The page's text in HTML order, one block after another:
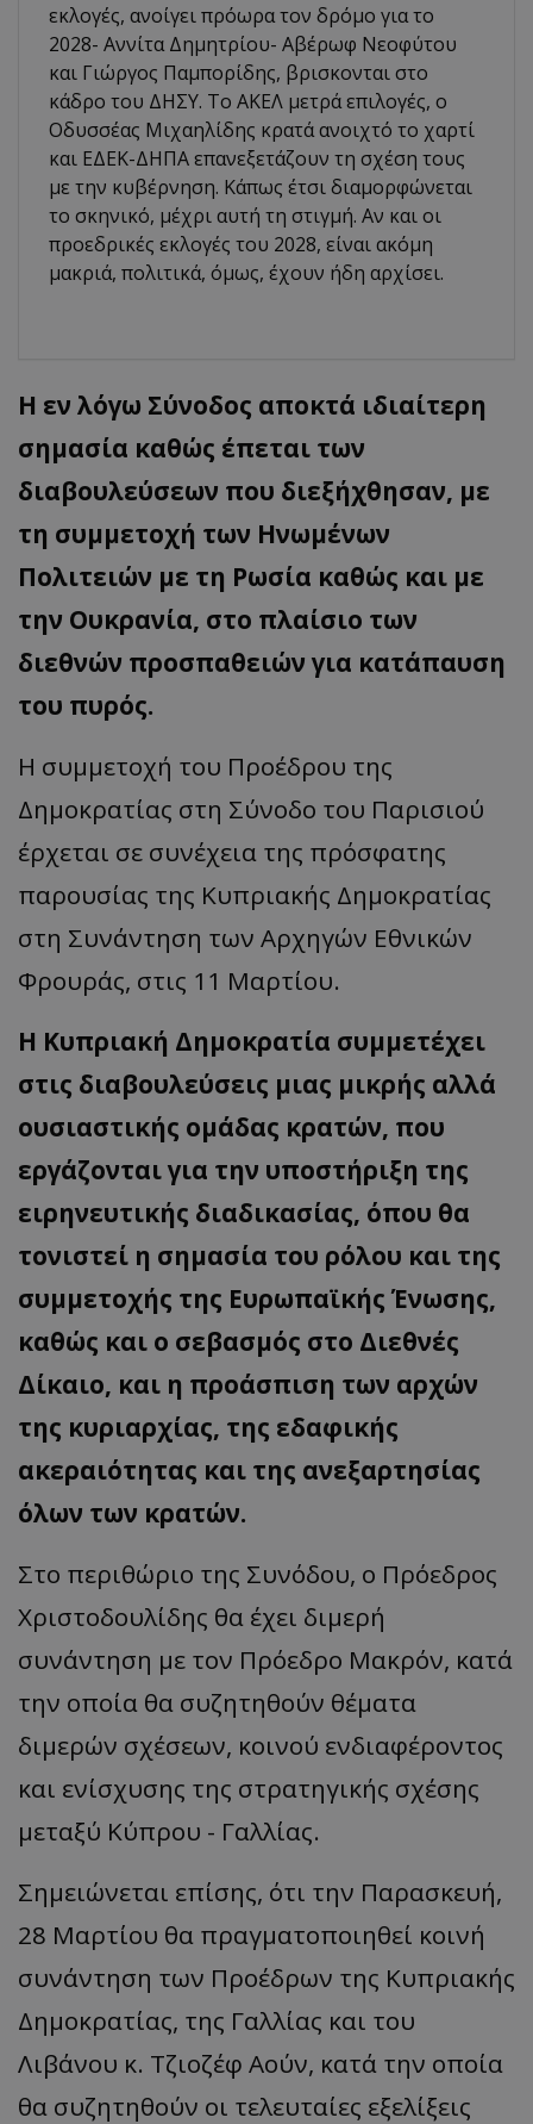
εκλογές, ανοίγει πρόωρα τον δρόμο για το
2028- Αννίτα Δημητρίου- Αβέρωφ Νεοφύτου
και Γιώργος Παμπορίδης, βρισκονται στο
κάδρο του ΔΗΣΥ. Το ΑΚΕΛ μετρά επιλογές, ο
Οδυσσέας Μιχαηλίδης κρατά ανοιχτό το χαρτί
και ΕΔΕΚ-ΔΗΠΑ επανεξετάζουν τη σχέση τους
με την κυβέρνηση. Κάπως έτσι διαμορφώνεται
το σκηνικό, μέχρι αυτή τη στιγμή. Αν και οι
προεδρικές εκλογές του 2028, είναι ακόμη
μακριά, πολιτικά, όμως, έχουν ήδη αρχίσει.
Η εν λόγω Σύνοδος αποκτά ιδιαίτερη
σημασία καθώς έπεται των
διαβουλεύσεων που διεξήχθησαν, με
τη συμμετοχή των Ηνωμένων
Πολιτειών με τη Ρωσία καθώς και με
την Ουκρανία, στο πλαίσιο των
διεθνών προσπαθειών για κατάπαυση
του πυρός.
Η συμμετοχή του Προέδρου της
Δημοκρατίας στη Σύνοδο του Παρισιού
έρχεται σε συνέχεια της πρόσφατης
παρουσίας της Κυπριακής Δημοκρατίας
στη Συνάντηση των Αρχηγών Εθνικών
Φρουράς, στις 11 Μαρτίου.
Η Κυπριακή Δημοκρατία συμμετέχει
στις διαβουλεύσεις μιας μικρής αλλά
ουσιαστικής ομάδας κρατών, που
εργάζονται για την υποστήριξη της
ειρηνευτικής διαδικασίας, όπου θα
τονιστεί η σημασία του ρόλου και της
συμμετοχής της Ευρωπαϊκής Ένωσης,
καθώς και ο σεβασμός στο Διεθνές
Δίκαιο, και η προάσπιση των αρχών
της κυριαρχίας, της εδαφικής
ακεραιότητας και της ανεξαρτησίας
όλων των κρατών.
Στο περιθώριο της Συνόδου, ο Πρόεδρος
Χριστοδουλίδης θα έχει διμερή
συνάντηση με τον Πρόεδρο Μακρόν, κατά
την οποία θα συζητηθούν θέματα
διμερών σχέσεων, κοινού ενδιαφέροντος
και ενίσχυσης της στρατηγικής σχέσης
μεταξύ Κύπρου - Γαλλίας.
Σημειώνεται επίσης, ότι την Παρασκευή,
28 Μαρτίου θα πραγματοποιηθεί κοινή
συνάντηση των Προέδρων της Κυπριακής
Δημοκρατίας, της Γαλλίας και του
Λιβάνου κ. Τζιοζέφ Αούν, κατά την οποία
θα συζητηθούν οι τελευταίες εξελίξεις